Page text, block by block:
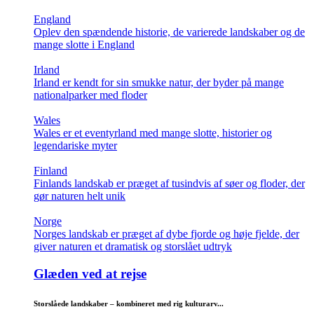
England
Oplev den spændende historie, de varierede landskaber og de
mange slotte i England
Irland
Irland er kendt for sin smukke natur, der byder på mange
nationalparker med floder
Wales
Wales er et eventyrland med mange slotte, historier og
legendariske myter
Finland
Finlands landskab er præget af tusindvis af søer og floder, der
gør naturen helt unik
Norge
Norges landskab er præget af dybe fjorde og høje fjelde, der
giver naturen et dramatisk og storslået udtryk
Glæden ved at rejse
Storslåede landskaber – kombineret med rig kulturarv...